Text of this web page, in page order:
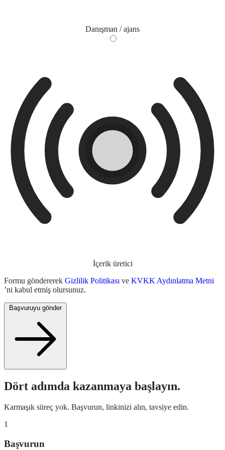
Danışman / ajans
İçerik üretici
Formu göndererek Gizlilik Politikası ve KVKK Aydınlatma Metni
’ni kabul etmiş olursunuz.
Başvuruyu gönder
Dört adımda kazanmaya başlayın.
Karmaşık süreç yok. Başvurun, linkinizi alın, tavsiye edin.
1
Başvurun